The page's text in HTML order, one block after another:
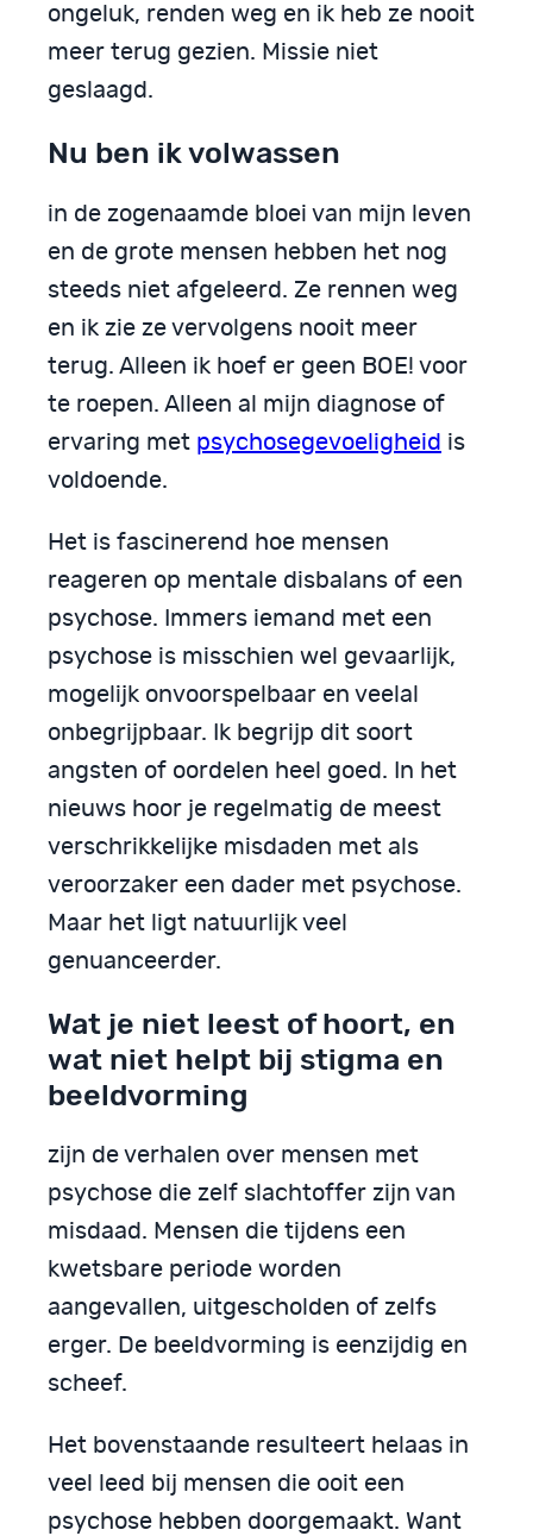
ongeluk, renden weg en ik heb ze nooit
meer terug gezien. Missie niet
geslaagd.
Nu ben ik volwassen
in de zogenaamde bloei van mijn leven
en de grote mensen hebben het nog
steeds niet afgeleerd. Ze rennen weg
en ik zie ze vervolgens nooit meer
terug. Alleen ik hoef er geen BOE! voor
te roepen. Alleen al mijn diagnose of
ervaring met psychosegevoeligheid is
voldoende.
Het is fascinerend hoe mensen
reageren op mentale disbalans of een
psychose. Immers iemand met een
psychose is misschien wel gevaarlijk,
mogelijk onvoorspelbaar en veelal
onbegrijpbaar. Ik begrijp dit soort
angsten of oordelen heel goed. In het
nieuws hoor je regelmatig de meest
verschrikkelijke misdaden met als
veroorzaker een dader met psychose.
Maar het ligt natuurlijk veel
genuanceerder.
Wat je niet leest of hoort, en
wat niet helpt bij stigma en
beeldvorming
zijn de verhalen over mensen met
psychose die zelf slachtoffer zijn van
misdaad. Mensen die tijdens een
kwetsbare periode worden
aangevallen, uitgescholden of zelfs
erger. De beeldvorming is eenzijdig en
scheef.
Het bovenstaande resulteert helaas in
veel leed bij mensen die ooit een
psychose hebben doorgemaakt. Want